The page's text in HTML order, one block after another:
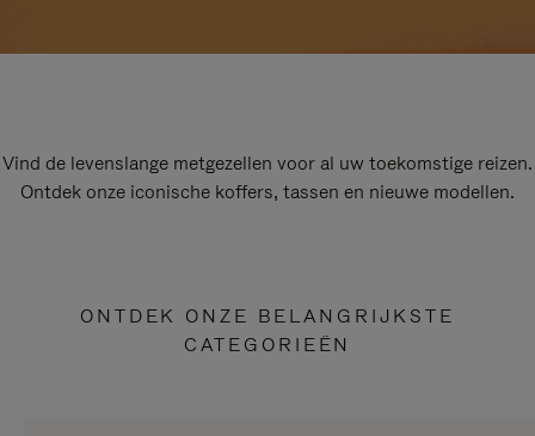
Vind de levenslange metgezellen voor al uw toekomstige reizen.
Ontdek onze iconische koffers, tassen en nieuwe modellen.
ONTDEK ONZE BELANGRIJKSTE
CATEGORIEËN